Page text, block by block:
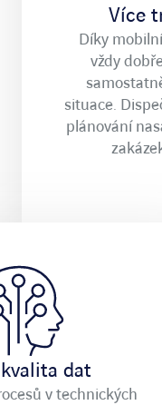
Více
Díky
vždy
situace.
plánování
dat
v technických